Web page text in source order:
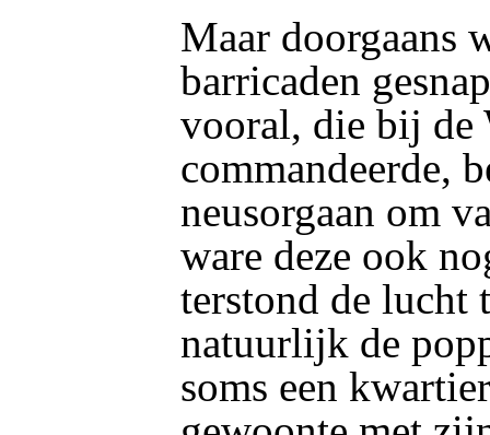
Maar doorgaans
barricaden
vooral, die bij de
commandeerde,
neusorgaan om
ware deze ook
terstond de lucht
natuurlijk de
soms een